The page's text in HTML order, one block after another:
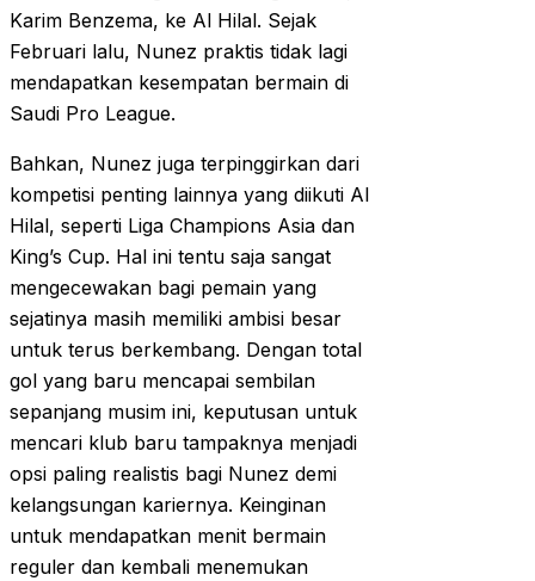
Karim Benzema, ke Al Hilal. Sejak
Februari lalu, Nunez praktis tidak lagi
mendapatkan kesempatan bermain di
Saudi Pro League.
Bahkan, Nunez juga terpinggirkan dari
kompetisi penting lainnya yang diikuti Al
Hilal, seperti Liga Champions Asia dan
King’s Cup. Hal ini tentu saja sangat
mengecewakan bagi pemain yang
sejatinya masih memiliki ambisi besar
untuk terus berkembang. Dengan total
gol yang baru mencapai sembilan
sepanjang musim ini, keputusan untuk
mencari klub baru tampaknya menjadi
opsi paling realistis bagi Nunez demi
kelangsungan kariernya. Keinginan
untuk mendapatkan menit bermain
reguler dan kembali menemukan